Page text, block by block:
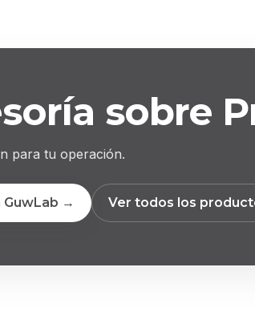
sobre
para tu operación.
GuwLab → Ver todos los